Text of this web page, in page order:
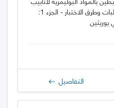
حديد اللدن - المتطلبات وطرق الاختبار - الجزء 1:
يوريثين
التفاصيل